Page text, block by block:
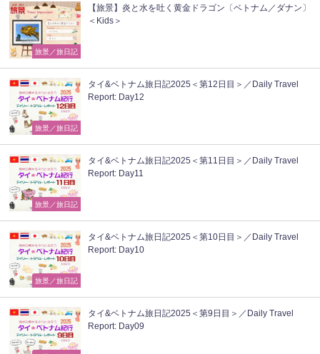
旅景／旅日記
【旅景】炎と水を吐く黄金ドラゴン〔ベトナム／ダナン〕
＜Kids＞
旅景／旅日記
タイ&ベトナム旅日記2025＜第12日目＞／Daily Travel
Report: Day12
旅景／旅日記
タイ&ベトナム旅日記2025＜第11日目＞／Daily Travel
Report: Day11
旅景／旅日記
タイ&ベトナム旅日記2025＜第10日目＞／Daily Travel
Report: Day10
タイ&ベトナム旅日記2025＜第9日目＞／Daily Travel
Report: Day09